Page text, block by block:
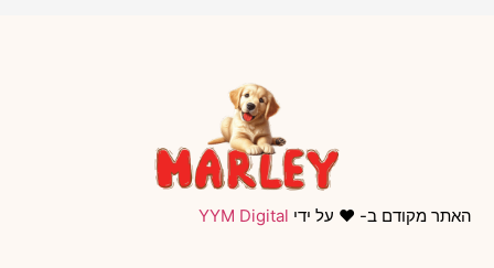
האתר מקודם ב- ❤️ על ידי YYM Digital